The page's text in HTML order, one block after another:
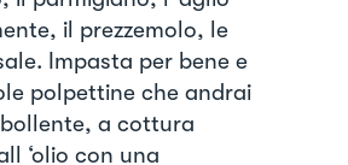
il prezzemolo, le
Impasta per bene e
polpettine che andrai
a cottura
‘olio con una